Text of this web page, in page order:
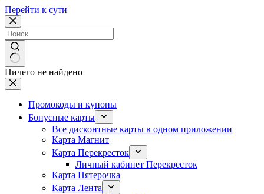
Перейти к сути
Ничего не найдено
Промокоды и купоны
Бонусные карты
Все дисконтные карты в одном приложении
Карта Магнит
Карта Перекресток
Личный кабинет Перекресток
Карта Пятерочка
Карта Лента